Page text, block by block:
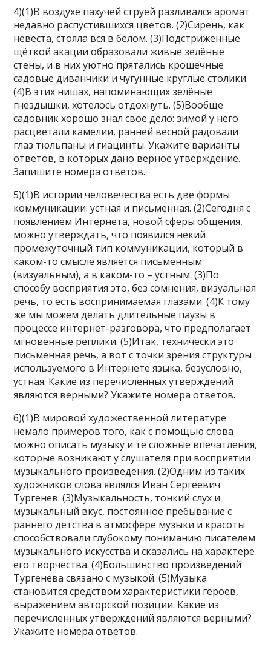
4)(1)В воздухе пахучей струёй разливался аромат
недавно распустившихся цветов. (2)Сирень, как
невеста, стояла вся в белом. (3)Подстриженные
щёткой акации образовали живые зелёные
стены, и в них уютно прятались крошечные
садовые диванчики и чугунные круглые столики.
(4)В этих нишах, напоминающих зелёные
гнёздышки, хотелось отдохнуть. (5)Вообще
садовник хорошо знал своё дело: зимой у него
расцветали камелии, ранней весной радовали
глаз тюльпаны и гиацинты. Укажите варианты
ответов, в которых дано верное утверждение.
Запишите номера ответов.
5)(1)В истории человечества есть две формы
коммуникации: устная и письменная. (2)Сегодня с
появлением Интернета, новой сферы общения,
можно утверждать, что появился некий
промежуточный тип коммуникации, который в
каком-то смысле является письменным
(визуальным), а в каком-то – устным. (3)По
способу восприятия это, без сомнения, визуальная
речь, то есть воспринимаемая глазами. (4)К тому
же мы можем делать длительные паузы в
процессе интернет-разговора, что предполагает
мгновенные реплики. (5)Итак, технически это
письменная речь, а вот с точки зрения структуры
используемого в Интернете языка, безусловно,
устная. Какие из перечисленных утверждений
являются верными? Укажите номера ответов.
6)(1)В мировой художественной литературе
немало примеров того, как с помощью слова
можно описать музыку и те сложные впечатления,
которые возникают у слушателя при восприятии
музыкального произведения. (2)Одним из таких
художников слова являлся Иван Сергеевич
Тургенев. (3)Музыкальность, тонкий слух и
музыкальный вкус, постоянное пребывание с
раннего детства в атмосфере музыки и красоты
способствовали глубокому пониманию писателем
музыкального искусства и сказались на характере
его творчества. (4)Большинство произведений
Тургенева связано с музыкой. (5)Музыка
становится средством характеристики героев,
выражением авторской позиции. Какие из
перечисленных утверждений являются верными?
Укажите номера ответов.